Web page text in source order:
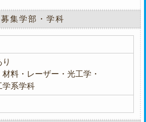
募集学部・学科
材料・レーザー・光工学・
学系学科